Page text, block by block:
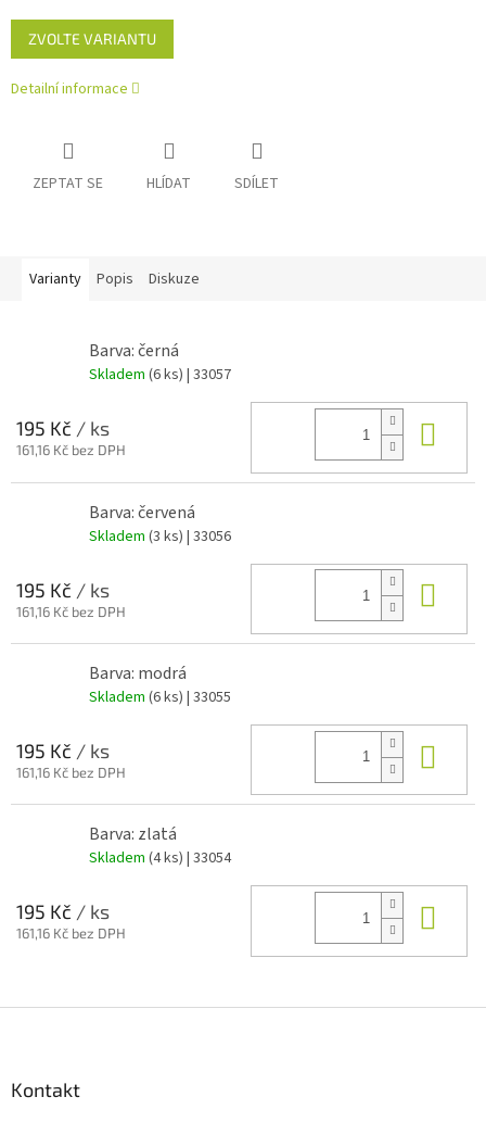
Měrná
cena:
ZVOLTE VARIANTU
Detailní informace
ZEPTAT SE HLÍDAT SDÍLET
Varianty Popis Diskuze
Barva: černá
Skladem (6 ks) | 33057
195 Kč / ks
161,16 Kč bez DPH
Barva: červená
Skladem (3 ks) | 33056
195 Kč / ks
161,16 Kč bez DPH
Barva: modrá
Skladem (6 ks) | 33055
195 Kč / ks
161,16 Kč bez DPH
Barva: zlatá
Skladem (4 ks) | 33054
195 Kč / ks
161,16 Kč bez DPH
Kontakt